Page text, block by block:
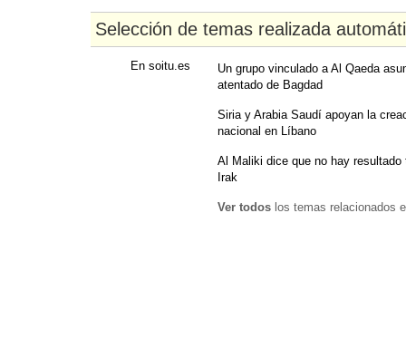
Selección de temas realizada
En soitu.es
Un grupo vinculado a Al Qaeda
atentado de Bagdad
Siria y Arabia Saudí apoyan la
nacional en Líbano
Al Maliki dice que no hay
Irak
Ver todos los temas relacionados